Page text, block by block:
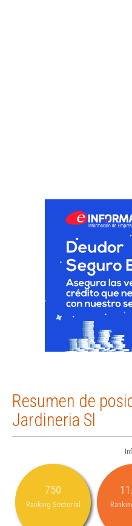
Resumen de
Jardineria Sl
750
Ranking Sectorial